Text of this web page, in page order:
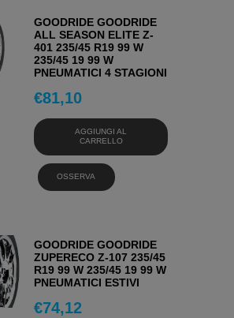
GOODRIDE GOODRIDE
ALL SEASON ELITE Z-
401 235/45 R19 99 W
235/45 19 99 W
PNEUMATICI 4 STAGIONI
€81,10
AGGIUNGI AL
CARRELLO
OSSERVA
GOODRIDE GOODRIDE
ZUPERECO Z-107 235/45
R19 99 W 235/45 19 99 W
PNEUMATICI ESTIVI
€74,12